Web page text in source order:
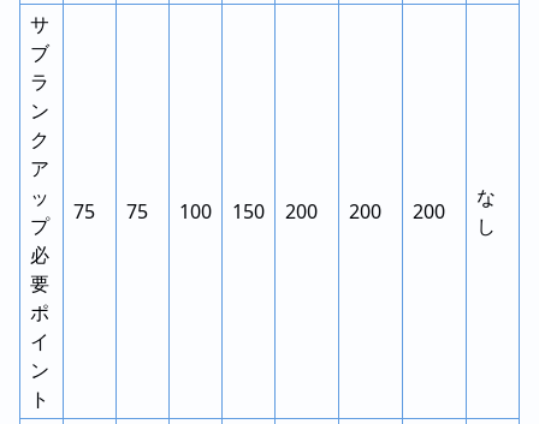
サ
ブ
ラ
ン
ク
ア
ッ
プ
必
要
ポ
イ
ン
ト
75 75 100 150 200 200 200
な
し